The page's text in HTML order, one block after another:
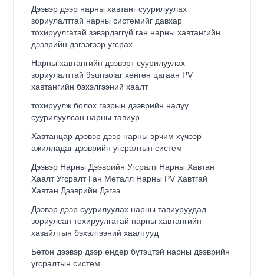
Дээвэр дээр нарны хавтанг суурилуулах
зориулалттай нарны системийг давхар
тохируулгатай зэвэрдэггүй ган нарны хавтангийн
дээврийн дэгээгээр угсрах
Нарны хавтангийн дээвэрт суурилуулах
зориулалттай 9sunsolar хөнгөн цагаан PV
хавтангийн бэхэлгээний хаалт
тохируулж болох газрын дээврийн налуу
суурилуулсан нарны тавиур
Хавтанцар дээвэр дээр нарны эрчим хүчээр
ажилладаг дээврийн угсралтын систем
Дээвэр Нарны Дээврийн Угсралт Нарны Хавтан
Хаалт Угсралт Ган Металл Нарны PV Хавтгай
Хавтан Дээврийн Дэгээ
Дээвэр дээр суурилуулах нарны тавиуруудад
зориулсан тохируулгатай нарны хавтангийн
хазайлтын бэхэлгээний хаалтууд
Бетон дээвэр дээр өндөр бүтэцтэй нарны дээврийн
угсралтын систем